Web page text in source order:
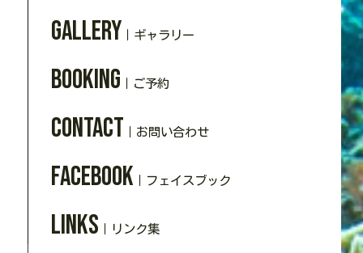
Gallery ｜ギャラリー
Booking ｜ご予約
Contact ｜お問い合わせ
Facebook ｜フェイスブック
Links ｜リンク集